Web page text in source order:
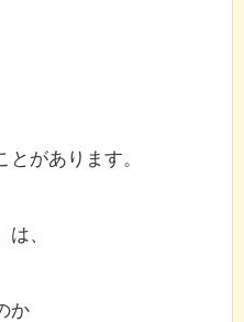
があります。
、
か